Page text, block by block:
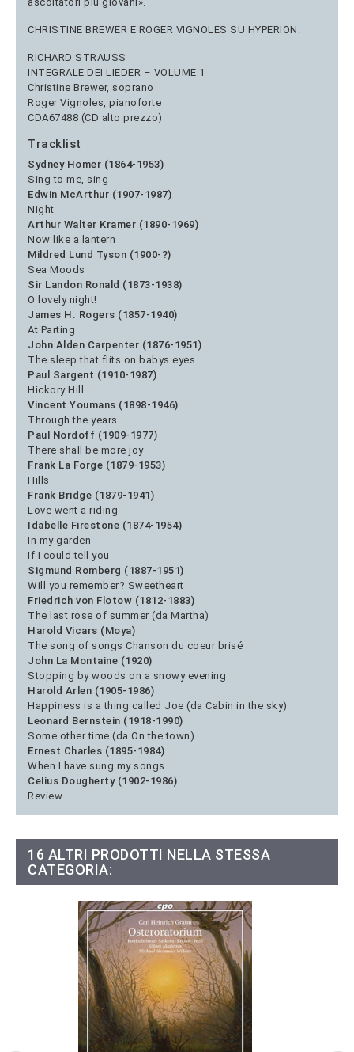
CHRISTINE BREWER E ROGER VIGNOLES SU HYPERION:
RICHARD STRAUSS
INTEGRALE DEI LIEDER – VOLUME 1
Christine Brewer, soprano
Roger Vignoles, pianoforte
CDA67488 (CD alto prezzo)
Tracklist
Sydney Homer (1864-1953)
Sing to me, sing
Edwin McArthur (1907-1987)
Night
Arthur Walter Kramer (1890-1969)
Now like a lantern
Mildred Lund Tyson (1900-?)
Sea Moods
Sir Landon Ronald (1873-1938)
O lovely night!
James H. Rogers (1857-1940)
At Parting
John Alden Carpenter (1876-1951)
The sleep that flits on babys eyes
Paul Sargent (1910-1987)
Hickory Hill
Vincent Youmans (1898-1946)
Through the years
Paul Nordoff (1909-1977)
There shall be more joy
Frank La Forge (1879-1953)
Hills
Frank Bridge (1879-1941)
Love went a riding
Idabelle Firestone (1874-1954)
In my garden
If I could tell you
Sigmund Romberg (1887-1951)
Will you remember? Sweetheart
Friedrich von Flotow (1812-1883)
The last rose of summer (da Martha)
Harold Vicars (Moya)
The song of songs Chanson du coeur brisé
John La Montaine (1920)
Stopping by woods on a snowy evening
Harold Arlen (1905-1986)
Happiness is a thing called Joe (da Cabin in the sky)
Leonard Bernstein (1918-1990)
Some other time (da On the town)
Ernest Charles (1895-1984)
When I have sung my songs
Celius Dougherty (1902-1986)
Review
16 ALTRI PRODOTTI NELLA STESSA
CATEGORIA: